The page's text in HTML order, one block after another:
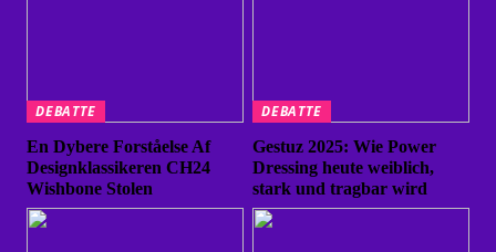
DEBATTE
En Dybere Forståelse Af
Designklassikeren CH24
Wishbone Stolen
DEBATTE
Gestuz 2025: Wie Power
Dressing heute weiblich,
stark und tragbar wird